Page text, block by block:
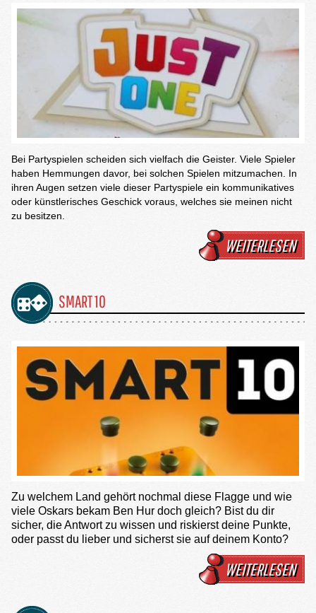
Bei Partyspielen scheiden sich vielfach die Geister. Viele Spieler
haben Hemmungen davor, bei solchen Spielen mitzumachen. In
ihren Augen setzen viele dieser Partyspiele ein kommunikatives
oder künstlerisches Geschick voraus, welches sie meinen nicht
zu besitzen.
WEITERLESEN
SMART 10
Zu welchem Land gehört nochmal diese Flagge und wie
viele Oskars bekam Ben Hur doch gleich? Bist du dir
sicher, die Antwort zu wissen und riskierst deine Punkte,
oder passt du lieber und sicherst sie auf deinem Konto?
WEITERLESEN